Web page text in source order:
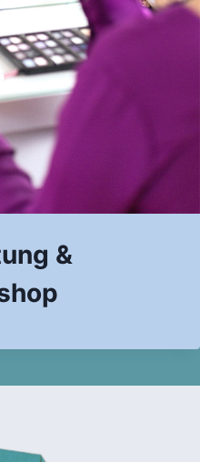
&